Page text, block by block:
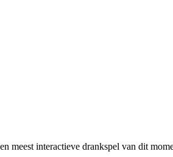
meest interactieve drankspel van dit